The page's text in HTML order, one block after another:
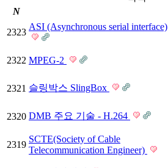
N
2323
ASI (Asynchronous serial interface)
2322 MPEG-2
2321 슬링박스 SlingBox
2320 DMB 주요 기술 - H.264
2319
SCTE(Society of Cable
Telecommunication Engineer)